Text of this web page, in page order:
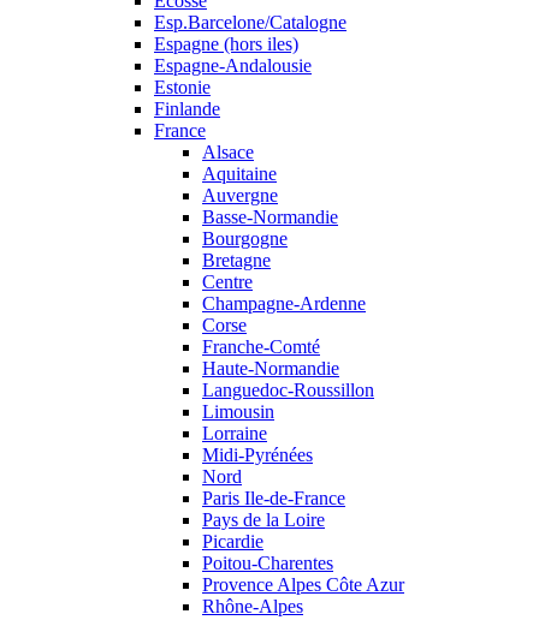
Esp.Barcelone/Catalogne
Espagne (hors iles)
Espagne-Andalousie
Estonie
Finlande
France
Alsace
Aquitaine
Auvergne
Basse-Normandie
Bourgogne
Bretagne
Centre
Champagne-Ardenne
Corse
Franche-Comté
Haute-Normandie
Languedoc-Roussillon
Limousin
Lorraine
Midi-Pyrénées
Nord
Paris Ile-de-France
Pays de la Loire
Picardie
Poitou-Charentes
Provence Alpes Côte Azur
Rhône-Alpes